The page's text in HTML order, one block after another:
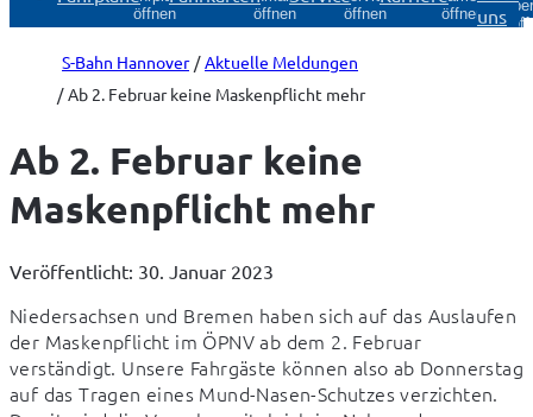
öffnen
öffnen
öffnen
öffnenuns
S-Bahn Hannover
Aktuelle Meldungen
Ab 2. Februar keine Maskenpflicht mehr
Ab 2. Februar keine
Maskenpflicht mehr
Veröffentlicht: 30. Januar 2023
Niedersachsen und Bremen haben sich auf das Auslaufen
der Maskenpflicht im ÖPNV ab dem 2. Februar
verständigt. Unsere Fahrgäste können also ab Donnerstag
auf das Tragen eines Mund-Nasen-Schutzes verzichten.